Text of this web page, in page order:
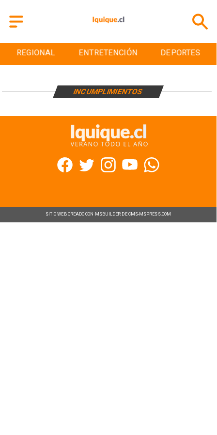
REGIONAL ENTRETENCIÓN DEPORTES
INCUMPLIMIENTOS
SITIO WEB CREADO CON MSBUILDER DE CMS-MSPRESS.COM